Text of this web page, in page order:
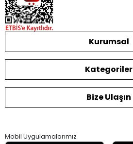
Kurumsal
Kategoriler
Bize Ulaşın
Mobil Uygulamalarımız